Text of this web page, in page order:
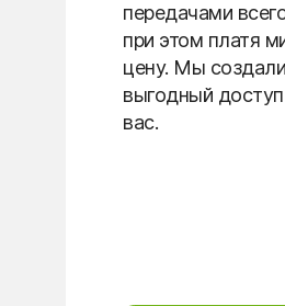
передачами
при этом платя
цену. Мы
выгодный
вас.